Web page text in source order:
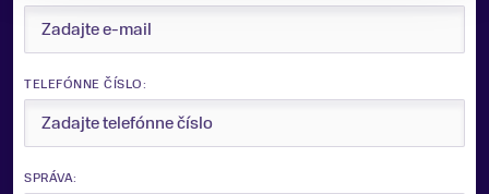
TELEFÓNNE ČÍSLO:
SPRÁVA: